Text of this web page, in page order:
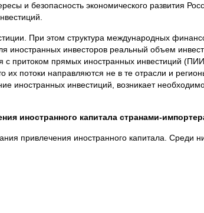
и безопасность экономического развития
При этом структура международных
иностранных инвесторов реальный объем
притоком прямых иностранных инвестиций
потоки направляются не в те отрасли и
инвестиций, возникает
иностранного капитала странами-
привлечения иностранного капитала. Среди